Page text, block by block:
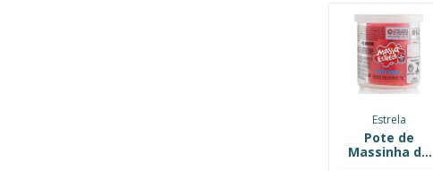
Estrela
Pote de
Massinha de